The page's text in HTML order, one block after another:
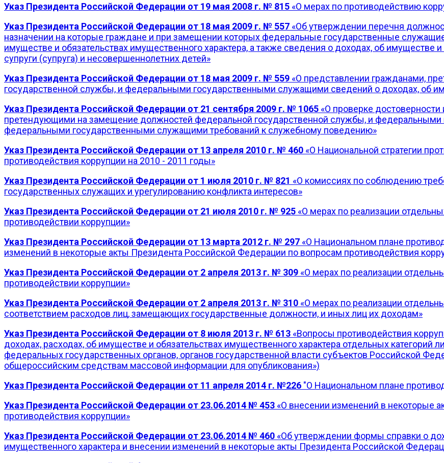
Указ Президента Российской Федерации от 19 мая 2008 г. № 815 «О мерах по противодействию
Указ Президента Российской Федерации от 18 мая 2009 г. № 557 «Об утверждении перечня
назначении на которые граждане и при замещении которых федеральные государственные
имуществе и обязательствах имущественного характера, а также сведения о доходах, об имуществе
супруги (супруга) и несовершеннолетних детей»
Указ Президента Российской Федерации от 18 мая 2009 г. № 559 «О представлении гражданами,
государственной службы, и федеральными государственными служащими сведений о доходах, об
Указ Президента Российской Федерации от 21 сентября 2009 г. № 1065 «О проверке
претендующими на замещение должностей федеральной государственной службы, и
федеральными государственными служащими требований к служебному поведению»
Указ Президента Российской Федерации от 13 апреля 2010 г. № 460 «О Национальной стратегии
противодействия коррупции на 2010 - 2011 годы»
Указ Президента Российской Федерации от 1 июля 2010 г. № 821 «О комиссиях по соблюдению
государственных служащих и урегулированию конфликта интересов»
Указ Президента Российской Федерации от 21 июля 2010 г. № 925 «О мерах по реализации
противодействии коррупции»
Указ Президента Российской Федерации от 13 марта 2012 г. № 297 «О Национальном плане
изменений в некоторые акты Президента Российской Федерации по вопросам противодействия
Указ Президента Российской Федерации от 2 апреля 2013 г. № 309 «О мерах по реализации
противодействии коррупции»
Указ Президента Российской Федерации от 2 апреля 2013 г. № 310 «О мерах по реализации
соответствием расходов лиц, замещающих государственные должности, и иных лиц их доходам»
Указ Президента Российской Федерации от 8 июля 2013 г. № 613 «Вопросы противодействия
доходах, расходах, об имуществе и обязательствах имущественного характера отдельных категорий
федеральных государственных органов, органов государственной власти субъектов Российской
общероссийским средствам массовой информации для опубликования»)
Указ Президента Российской Федерации от 11 апреля 2014 г. №226 "О Национальном плане
Указ Президента Российской Федерации от 23.06.2014 № 453 «О внесении изменений в некоторые
противодействия коррупции»
Указ Президента Российской Федерации от 23.06.2014 № 460 «Об утверждении формы справки о
имущественного характера и внесении изменений в некоторые акты Президента Российской